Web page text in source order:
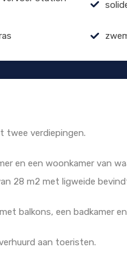
twee verdiepingen.
en een woonkamer van
28 m2 met ligweide
balkons, een badkamer
aan toeristen.